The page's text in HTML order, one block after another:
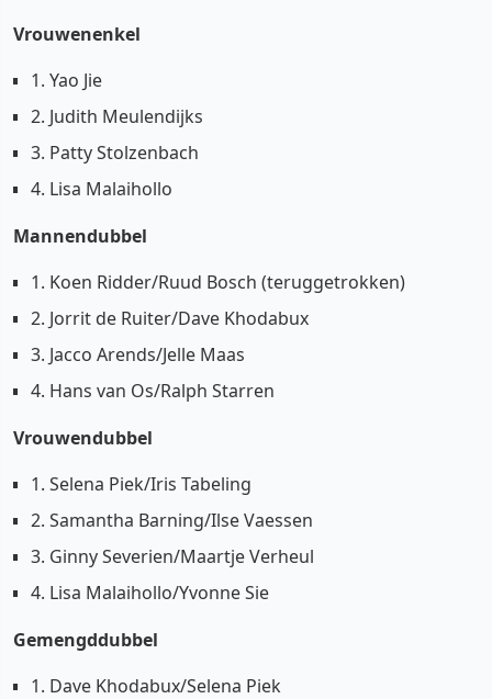
Vrouwenenkel
1. Yao Jie
2. Judith Meulendijks
3. Patty Stolzenbach
4. Lisa Malaihollo
Mannendubbel
1. Koen Ridder/Ruud Bosch (teruggetrokken)
2. Jorrit de Ruiter/Dave Khodabux
3. Jacco Arends/Jelle Maas
4. Hans van Os/Ralph Starren
Vrouwendubbel
1. Selena Piek/Iris Tabeling
2. Samantha Barning/Ilse Vaessen
3. Ginny Severien/Maartje Verheul
4. Lisa Malaihollo/Yvonne Sie
Gemengddubbel
1. Dave Khodabux/Selena Piek